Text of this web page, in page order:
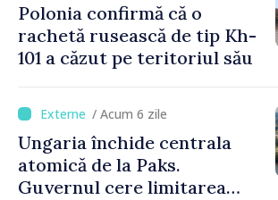
Polonia confirmă că o
rachetă rusească de tip Kh-
101 a căzut pe teritoriul său
/ Acum 6 zile
Ungaria închide centrala
atomică de la Paks.
Guvernul cere limitarea